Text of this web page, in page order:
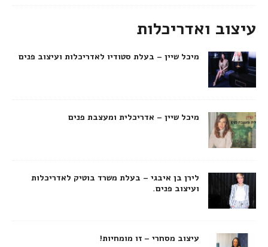
עיצוב ואדריכלות
מיכל שיין – בעלת סטודיו לאדריכלות ועיצוב פנים
מיכל שיין – אדריכלית ומעצבת פנים
לירן בן איבגי – בעלת משרד בוטיק לאדריכלות
ועיצוב פנים.
עיצוב מסחרי – זו מומחיות!